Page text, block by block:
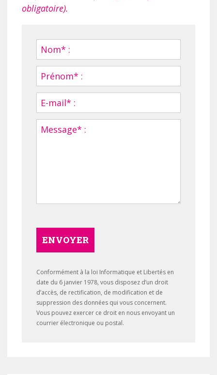
obligatoire).
ENVOYER
Conformément à la loi Informatique et Libertés en
date du 6 janvier 1978, vous disposez d’un droit
d’accès, de rectification, de modification et de
suppression des données qui vous concernent.
Vous pouvez exercer ce droit en nous envoyant un
courrier électronique ou postal.